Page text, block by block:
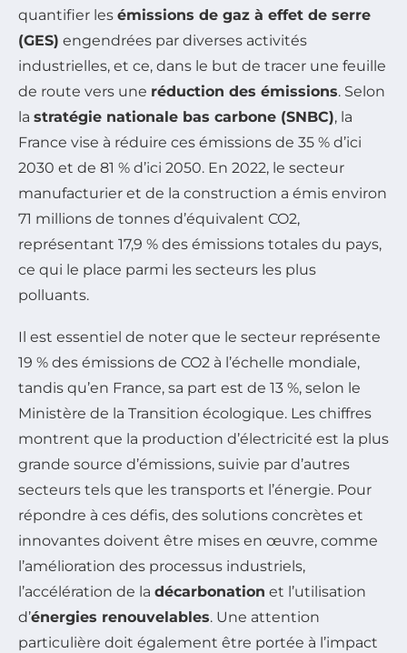
quantifier les émissions de gaz à effet de serre
(GES) engendrées par diverses activités
industrielles, et ce, dans le but de tracer une feuille
de route vers une réduction des émissions. Selon
la stratégie nationale bas carbone (SNBC), la
France vise à réduire ces émissions de 35 % d’ici
2030 et de 81 % d’ici 2050. En 2022, le secteur
manufacturier et de la construction a émis environ
71 millions de tonnes d’équivalent CO2,
représentant 17,9 % des émissions totales du pays,
ce qui le place parmi les secteurs les plus
polluants.
Il est essentiel de noter que le secteur représente
19 % des émissions de CO2 à l’échelle mondiale,
tandis qu’en France, sa part est de 13 %, selon le
Ministère de la Transition écologique. Les chiffres
montrent que la production d’électricité est la plus
grande source d’émissions, suivie par d’autres
secteurs tels que les transports et l’énergie. Pour
répondre à ces défis, des solutions concrètes et
innovantes doivent être mises en œuvre, comme
l’amélioration des processus industriels,
l’accélération de la décarbonation et l’utilisation
d’énergies renouvelables. Une attention
particulière doit également être portée à l’impact